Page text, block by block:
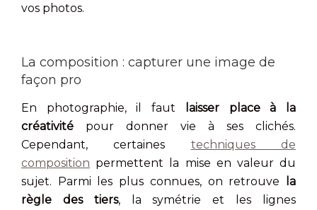
vos photos.
La composition : capturer une image de
façon pro
En photographie, il faut
laisser place à la
créativité pour donner vie à ses clichés.
Cependant, certaines techniques de
composition permettent la mise en valeur du
sujet. Parmi les plus connues, on retrouve la
règle des tiers, la symétrie et les lignes